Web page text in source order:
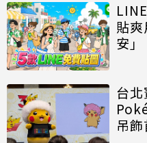
貼
安
台北
吊